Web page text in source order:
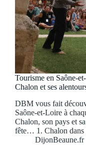
Tourisme en Saône-
Chalon et ses
DBM vous fait
Saône-et-Loire à
Chalon, son pays et
fête… 1. Chalon
DijonBeaune.fr